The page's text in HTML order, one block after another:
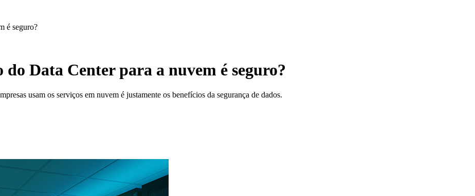
é seguro?
Data Center para a nuvem é seguro?
usam os serviços em nuvem é justamente os benefícios da segurança de dados.